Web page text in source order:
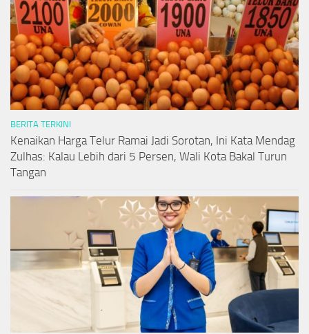
BERITA TERKINI
Kenaikan Harga Telur Ramai Jadi Sorotan, Ini Kata Mendag
Zulhas: Kalau Lebih dari 5 Persen, Wali Kota Bakal Turun
Tangan